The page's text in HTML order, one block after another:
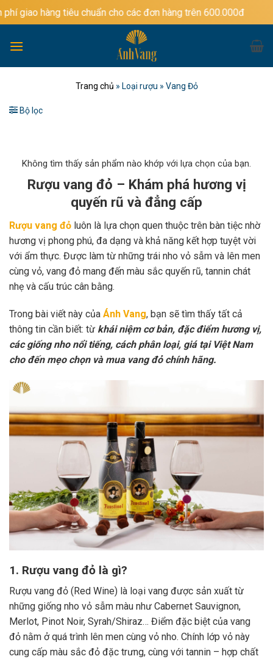
Bỏ
qua
dung
tiêu chuẩn cho các đơn hàng trên 600.000đ
Trang chủ » Loại rượu » Vang Đỏ
Bộ lọc
Không tìm thấy sản phẩm nào khớp với lựa chọn của bạn.
Rượu vang đỏ – Khám phá hương vị
quyến rũ và đẳng cấp
Rượu vang đỏ luôn là lựa chọn quen thuộc trên bàn tiệc nhờ
hương vị phong phú, đa dạng và khả năng kết hợp tuyệt vời
với ẩm thực. Được làm từ những trái nho vỏ sẫm và lên men
cùng vỏ, vang đỏ mang đến màu sắc quyến rũ, tannin chát
nhẹ và cấu trúc cân bằng.
Trong bài viết này của Ánh Vang, bạn sẽ tìm thấy tất cả
thông tin cần biết: từ khái niệm cơ bản, đặc điểm hương vị,
các giống nho nổi tiếng, cách phân loại, giá tại Việt Nam
cho đến mẹo chọn và mua vang đỏ chính hãng.
1. Rượu vang đỏ là gì?
Rượu vang đỏ (Red Wine) là loại vang được sản xuất từ
những giống nho vỏ sẫm màu như Cabernet Sauvignon,
Merlot, Pinot Noir, Syrah/Shiraz… Điểm đặc biệt của vang
đỏ nằm ở quá trình lên men cùng vỏ nho. Chính lớp vỏ này
cung cấp màu sắc đỏ đặc trưng, cùng với tannin – hợp chất